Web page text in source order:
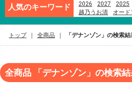
人気のキーワード 2026 2027 2025
越乃うお清
オード
つなんポーク
越後
トップ 全商品 「デナンゾン」の検索結
全商品 「デナンゾン」の検索